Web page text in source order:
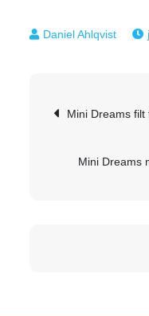
Mini Dreams filt
Mini Dreams